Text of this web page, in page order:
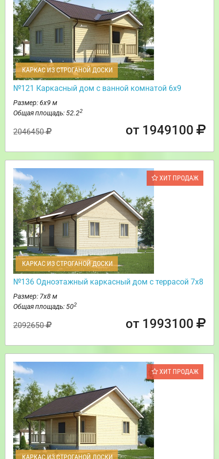
КАРКАС ИЗ СТРОГАНОЙ ДОСКИ
№121 Каркасный дом с ванной комнатой 6х9
Размер: 6х9 м
Общая площадь: 52.22
2046450 от 1949100
ХИТ ПРОДАЖ
КАРКАС ИЗ СТРОГАНОЙ ДОСКИ
№136 Одноэтажный каркасный дом с террасой 7х8
Размер: 7х8 м
Общая площадь: 502
2092650 от 1993100
ХИТ ПРОДАЖ
КАРКАС ИЗ СТРОГАНОЙ ДОСКИ